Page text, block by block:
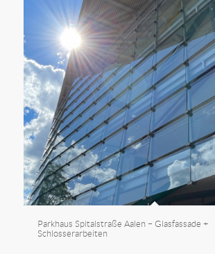
Parkhaus Spitalstraße Aalen – Glasfassade +
Schlosserarbeiten